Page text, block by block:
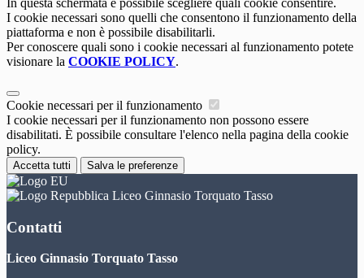
In questa schermata è possibile scegliere quali cookie consentire.
I cookie necessari sono quelli che consentono il funzionamento della
piattaforma e non è possibile disabilitarli.
Per conoscere quali sono i cookie necessari al funzionamento potete
visionare la COOKIE POLICY.
Cookie necessari per il funzionamento
I cookie necessari per il funzionamento non possono essere
disabilitati. È possibile consultare l'elenco nella pagina della cookie
policy.
Accetta tutti Salva le preferenze
Liceo Ginnasio Torquato Tasso
Contatti
Liceo Ginnasio Torquato Tasso